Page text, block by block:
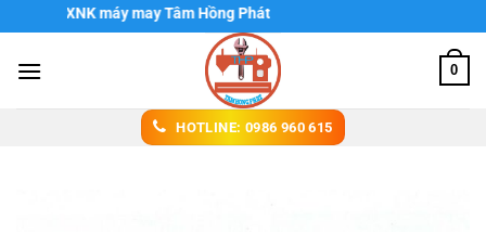
đến
nội
XNK máy may Tâm Hồng Phát
0
HOTLINE: 0986 960 615